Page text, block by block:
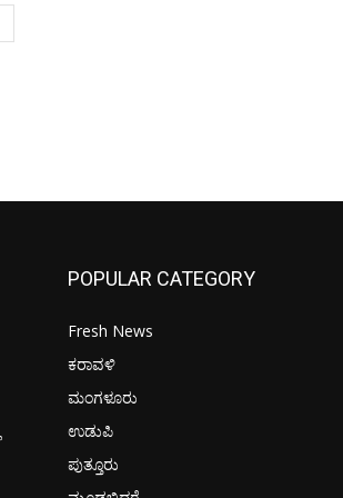
POPULAR CATEGORY
Fresh News
ಕರಾವಳಿ
ಮಂಗಳೂರು
ಉಡುಪಿ
ಪುತ್ತೂರು